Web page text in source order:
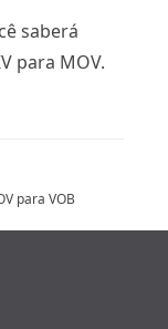
saberá
para MOV.
para VOB